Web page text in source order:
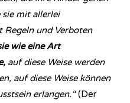
sie mit allerlei
und Verboten
wie eine Art
auf diese Weise werden
auf diese Weise können
erlangen.“(Der